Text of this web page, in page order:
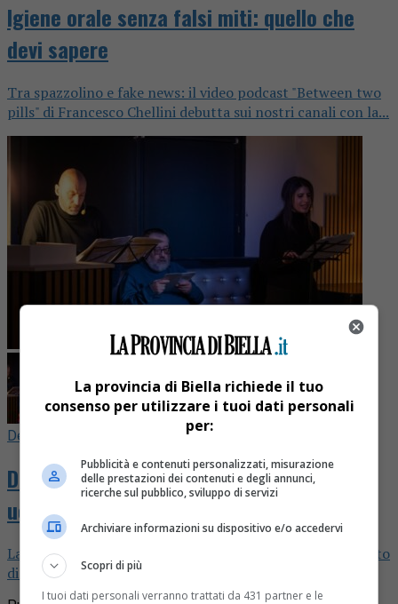
Igiene orale senza falsi miti: quello che
devi sapere
Tra spazzolino e fake news: il video podcast "Between two
pills" di Francesco Chellini debutta sui nostri canali con la...
Delitti e castighi
Delitti e Castighi – La notte in cui fu
ucciso Augusto Festa Bianchet
La puntata speciale live dedicata all'omicidio del senzatetto
di Biella
La provincia di Biella richiede il tuo
consenso per utilizzare i tuoi dati personali
per:
Pubblicità e contenuti personalizzati, misurazione
delle prestazioni dei contenuti e degli annunci,
ricerche sul pubblico, sviluppo di servizi
Archiviare informazioni su dispositivo e/o accedervi
Scopri di più
I tuoi dati personali verranno trattati da 431 partner e le